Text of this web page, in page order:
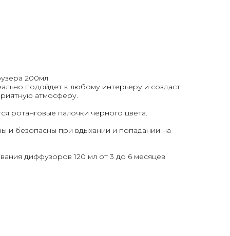
200мл
подойдет к любому интерьеру и создаст
атмосферу.
ротанговые палочки черного цвета.
и безопасны при вдыхании и попадании на
диффузоров 120 мл от 3 до 6 месяцев